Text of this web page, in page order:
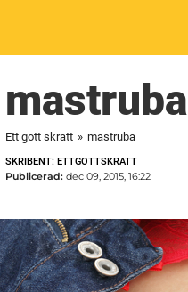
mastruba
Ett gott skratt » mastruba
SKRIBENT: ETTGOTTSKRATT
Publicerad: dec 09, 2015, 16:22